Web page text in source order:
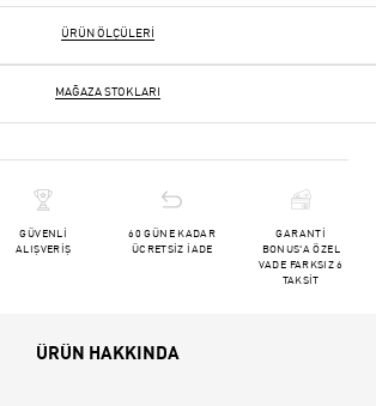
ÜRÜN ÖLÇÜLERI
MAĞAZA STOKLARI
GÜVENLİ
ALIŞVERİŞ
60 GÜNE KADAR
ÜCRETSİZ İADE
GARANTİ
BONUS'A ÖZEL
VADE FARKSIZ 6
TAKSİT
ÜRÜN HAKKINDA